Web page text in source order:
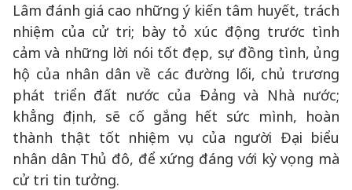
Lâm đánh giá cao những ý kiến tâm huyết, trách
nhiệm của cử tri; bày tỏ xúc động trước tình
cảm và những lời nói tốt đẹp, sự đồng tình, ủng
hộ của nhân dân về các đường lối, chủ trương
phát triển đất nước của Đảng và Nhà nước;
khẳng định, sẽ cố gắng hết sức mình, hoàn
thành thật tốt nhiệm vụ của người Đại biểu
nhân dân Thủ đô, để xứng đáng với kỳ vọng mà
cử tri tin tưởng.